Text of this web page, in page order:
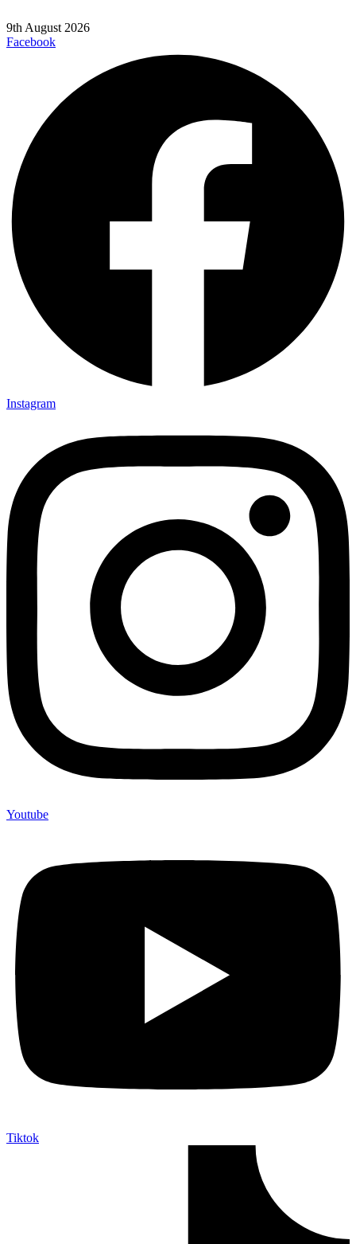
9th August 2026
Facebook
Instagram
Youtube
Tiktok